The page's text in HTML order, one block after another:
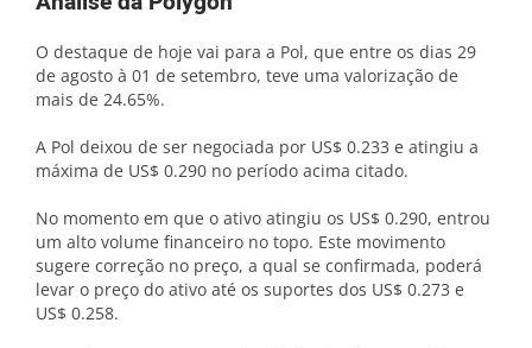
O destaque de hoje vai para a Pol, que entre os dias 29
de agosto à 01 de setembro, teve uma valorização de
mais de 24.65%.
A Pol deixou de ser negociada por US$ 0.233 e atingiu a
máxima de US$ 0.290 no período acima citado.
No momento em que o ativo atingiu os US$ 0.290, entrou
um alto volume financeiro no topo. Este movimento
sugere correção no preço, a qual se confirmada, poderá
levar o preço do ativo até os suportes dos US$ 0.273 e
US$ 0.258.